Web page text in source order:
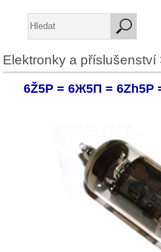
Jméno:
Heslo:
Elektronky a příslušenství
6Ž5P = 6Ж5П = 6Zh5P